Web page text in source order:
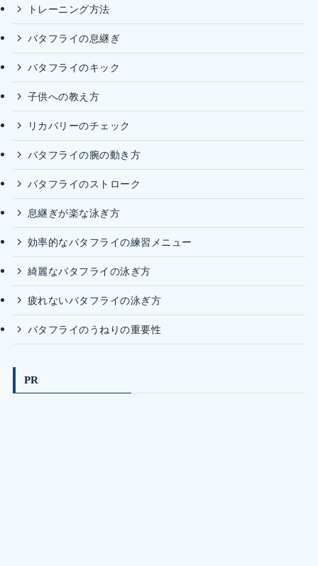
トレーニング方法
バタフライの息継ぎ
バタフライのキック
子供への教え方
リカバリーのチェック
バタフライの腕の動き方
バタフライのストローク
息継ぎが楽な泳ぎ方
効率的なバタフライの練習メニュー
綺麗なバタフライの泳ぎ方
疲れないバタフライの泳ぎ方
バタフライのうねりの重要性
PR